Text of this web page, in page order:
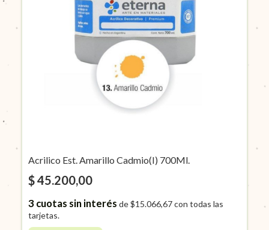
Acrilico Est. Amarillo Cadmio(I) 700Ml.
$ 45.200,00
3cuotas sin interés de$15.066,67con todas las
tarjetas.